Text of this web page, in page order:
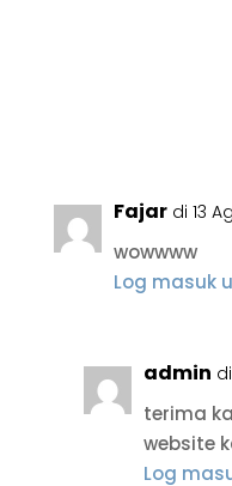
Fajar di 13
wowwww
Log masuk
admin
terima
website
Log